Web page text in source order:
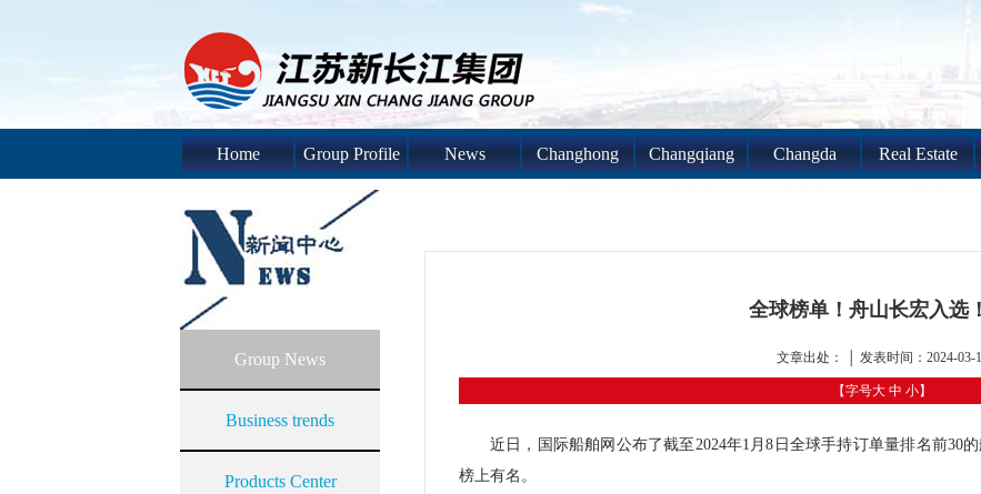
Home Group Profile News
Changhong
Changqiang
Changda
Real Estate
Group News
Business trends
Products Center
全球榜单！舟山长宏入选！
文章出处： │ 发表时间：2024-03-
【字号大 中 小】
近日，国际船舶网公布了截至2024年1月8日全球手持订单量排名前30
榜上有名。